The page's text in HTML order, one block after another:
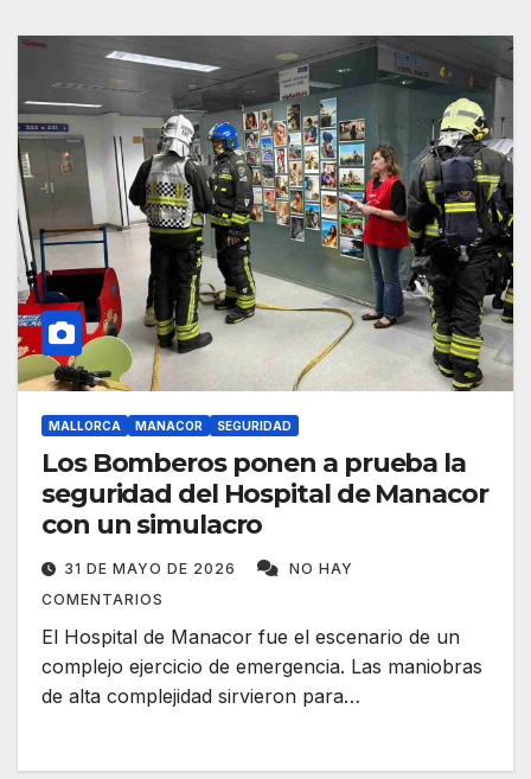
MALLORCA MANACOR SEGURIDAD
Los Bomberos ponen a prueba la
seguridad del Hospital de Manacor
con un simulacro
31 DE MAYO DE 2026
NO HAY
COMENTARIOS
El Hospital de Manacor fue el escenario de un
complejo ejercicio de emergencia. Las maniobras
de alta complejidad sirvieron para…